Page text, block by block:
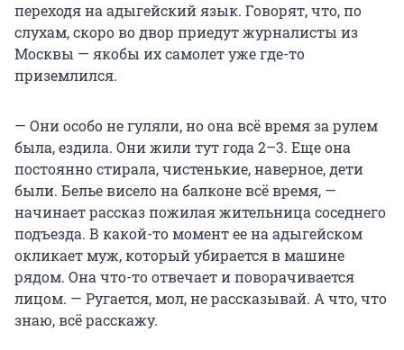
переходя на адыгейский язык. Говорят, что, по
слухам, скоро во двор приедут журналисты из
Москвы — якобы их самолет уже где-то
приземлился.
— Они особо не гуляли, но она всё время за рулем
была, ездила. Они жили тут года 2–3. Еще она
постоянно стирала, чистенькие, наверное, дети
были. Белье висело на балконе всё время, —
начинает рассказ пожилая жительница соседнего
подъезда. В какой-то момент ее на адыгейском
окликает муж, который убирается в машине
рядом. Она что-то отвечает и поворачивается
лицом. — Ругается, мол, не рассказывай. А что, что
знаю, всё расскажу.